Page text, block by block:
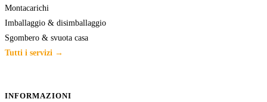
Montacarichi
Imballaggio & disimballaggio
Sgombero & svuota casa
Tutti i servizi →
INFORMAZIONI